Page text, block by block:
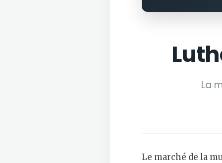
La
Le marché de la